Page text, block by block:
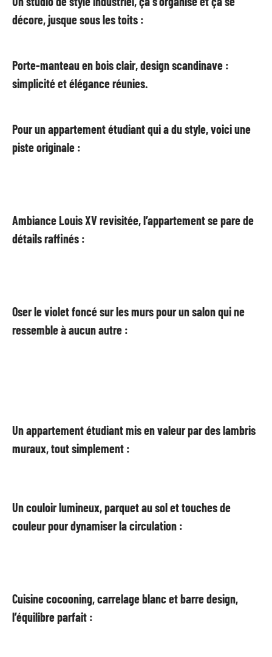
décore, jusque sous les toits :
Porte-manteau en bois clair, design scandinave :
simplicité et élégance réunies.
Pour un appartement étudiant qui a du style, voici une
piste originale :
Ambiance Louis XV revisitée, l’appartement se pare de
détails raffinés :
Oser le violet foncé sur les murs pour un salon qui ne
ressemble à aucun autre :
Un appartement étudiant mis en valeur par des lambris
muraux, tout simplement :
Un couloir lumineux, parquet au sol et touches de
couleur pour dynamiser la circulation :
Cuisine cocooning, carrelage blanc et barre design,
l’équilibre parfait :